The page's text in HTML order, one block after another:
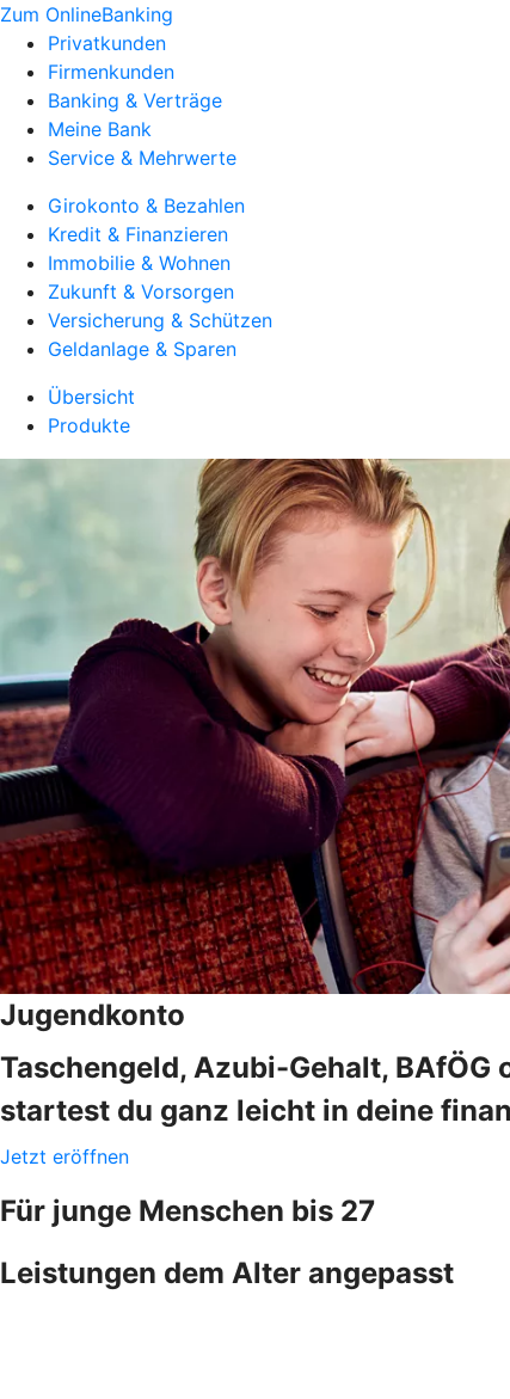
Zum OnlineBanking
Privatkunden
Firmenkunden
Banking & Verträge
Meine Bank
Service & Mehrwerte
Girokonto & Bezahlen
Kredit & Finanzieren
Immobilie & Wohnen
Zukunft & Vorsorgen
Versicherung & Schützen
Geldanlage & Sparen
Übersicht
Produkte
Jugendkonto
Taschengeld, Azubi-Gehalt,
startest du ganz leicht in deine
Jetzt eröffnen
Für junge Menschen bis 27
Leistungen dem Alter angepasst